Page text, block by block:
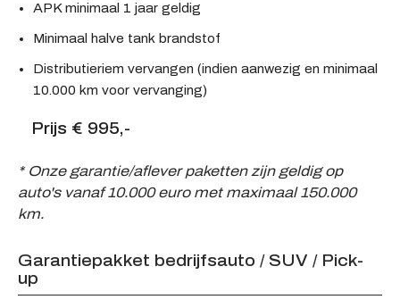
APK minimaal 1 jaar geldig
Minimaal halve tank brandstof
Distributieriem vervangen (indien aanwezig en minimaal
10.000 km voor vervanging)
Prijs € 995,-
* Onze garantie/aflever paketten zijn geldig op
auto's vanaf 10.000 euro met maximaal 150.000
km.
Garantiepakket bedrijfsauto / SUV / Pick-
up